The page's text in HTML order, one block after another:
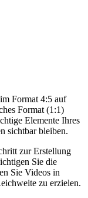
Format 4:5 auf
Format (1:1)
Elemente Ihres
sichtbar bleiben.
zur Erstellung
Sie die
Sie Videos in
zu erzielen.